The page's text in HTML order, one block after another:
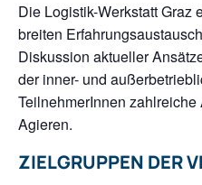
Die Logistik-Werkstatt Graz
breiten
Diskussion aktueller
der inner- und
TeilnehmerInnen
Agieren.
ZIELGRUPPEN DER